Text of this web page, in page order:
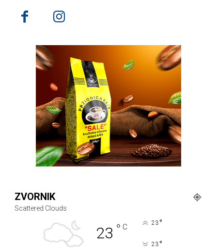
ZVORNIK
Scattered Clouds
23 ° C 23 °
23 °